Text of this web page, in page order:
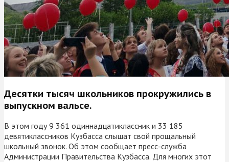
Десятки тысяч школьников прокружились в
выпускном вальсе.
В этом году 9 361 одиннадцатиклассник и 33 185
девятиклассников Кузбасса слышат свой прощальный
школьный звонок. Об этом сообщает пресс-служба
Администрации Правительства Кузбасса. Для многих этот